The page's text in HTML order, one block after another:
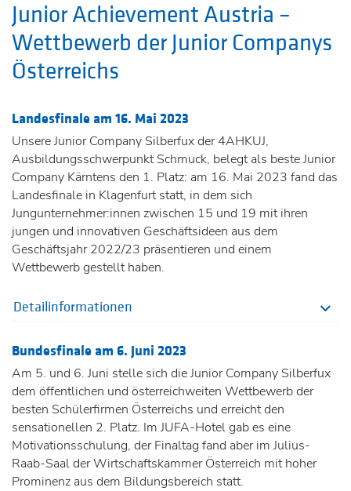
Junior Achievement Austria –
Wettbewerb der Junior Companys
Österreichs
Landesfinale am 16. Mai 2023
Unsere Junior Company Silberfux der 4AHKUJ,
Ausbildungsschwerpunkt Schmuck, belegt als beste Junior
Company Kärntens den 1. Platz: am 16. Mai 2023 fand das
Landesfinale in Klagenfurt statt, in dem sich
Jungunternehmer:innen zwischen 15 und 19 mit ihren
jungen und innovativen Geschäftsideen aus dem
Geschäftsjahr 2022/23 präsentieren und einem
Wettbewerb gestellt haben.
Detailinformationen
Bundesfinale am 6. Juni 2023
Am 5. und 6. Juni stelle sich die Junior Company Silberfux
dem öffentlichen und österreichweiten Wettbewerb der
besten Schülerfirmen Österreichs und erreicht den
sensationellen 2. Platz. Im JUFA-Hotel gab es eine
Motivationsschulung, der Finaltag fand aber im Julius-
Raab-Saal der Wirtschaftskammer Österreich mit hoher
Prominenz aus dem Bildungsbereich statt.